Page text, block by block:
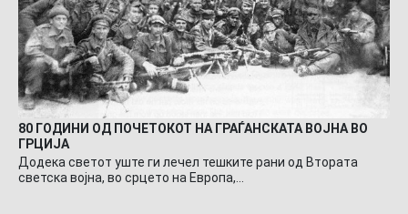
80 ГОДИНИ ОД ПОЧЕТОКОТ НА ГРАЃАНСКАТА ВОЈНА ВО
ГРЦИЈА
Додека светот уште ги лечел тешките рани од Втората
светска војна, во срцето на Европа,…